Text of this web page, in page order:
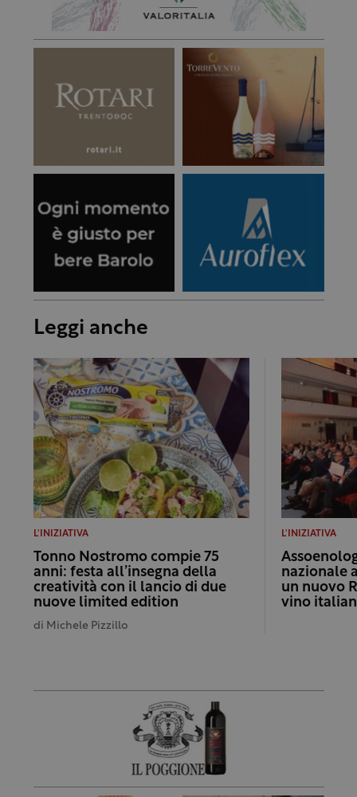
Leggi anche
L'INIZIATIVA
Tonno Nostromo compie 75
anni: festa all’insegna della
creatività con il lancio di due
nuove limited edition
di Michele Pizzillo
L'INIZIATIVA
nazionale
un nuovo
vino